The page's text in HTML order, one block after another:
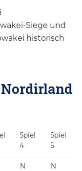
Siege und
historisch
Spiel
4
Spiel
5
N N